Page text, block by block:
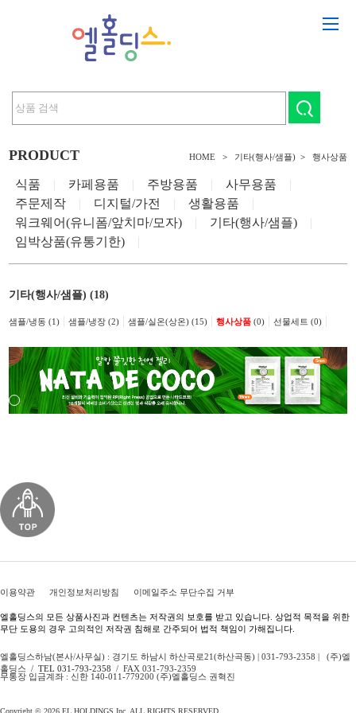
PRODUCT HOME> 기타(행사/샘플)> 행사상품
식품 | 카페용품 | 주방용품 | 사무용품
|
주문제작
| 디지털/가전 | 생활용품
|
워크웨어(유니폼/앞치마/모자)
| 기타(행사/샘플)
|
임박상품(유통기한)
|
기타(행사/샘플) (18)
샘플/냉동 (1) | 샘플/냉장 (2) | 샘플/실온(상온) (15) | 행사상품 (0) | 선물세트 (0) |
이용약관 개인정보처리방침 이메일주소 무단수집 거부
엘홀딩스의 모든 상품사진과 컨텐츠는 저작권의 보호를 받고 있습니다. 상업적 목적을 위한
무단 도용의 경우 고의적인 저작권 침해로 간주되어 법적 책임이 가해집니다.
엘홀딩스하남(본사/사무실) : 경기도 하남시 하산곡로21(하산곡동) | 031-793-2358 | (주)엘
홀딩스 / TEL 031-793-2358 / FAX 031-793-2359
무통장 입금계좌 : 신한 140-011-779200 (주)엘홀딩스 권혁진
Copyright © 2026 EL HOLDINGS Inc. ALL RIGHTS RESERVED